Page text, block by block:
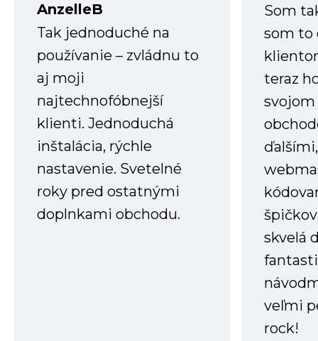
AnzelleB
Tak jednoduché na
používanie – zvládnu to
aj moji
najtechnofóbnejší
klienti. Jednoduchá
inštalácia, rýchle
nastavenie. Svetelné
roky pred ostatnými
doplnkami obchodu.
Som
som to
teraz
skvelá
veľmi
rock!